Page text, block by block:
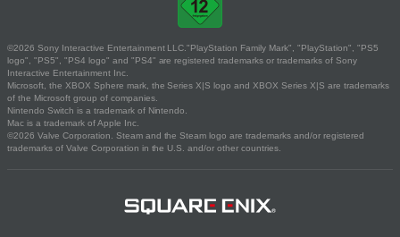
©2026 Sony Interactive Entertainment LLC."PlayStation Family Mark", "PlayStation", "PS5
logo", "PS5", "PS4 logo" and "PS4" are registered trademarks or trademarks of Sony
Interactive Entertainment Inc.
Microsoft, the XBOX Sphere mark, the Series X|S logo and XBOX Series X|S are trademarks
of the Microsoft group of companies.
Nintendo Switch is a trademark of Nintendo.
Mac is a trademark of Apple Inc.
©2026 Valve Corporation. Steam and the Steam logo are trademarks and/or registered
trademarks of Valve Corporation in the U.S. and/or other countries.